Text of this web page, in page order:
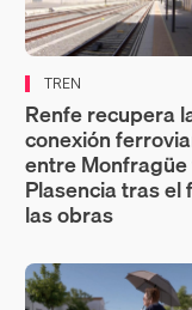
TREN
Renfe recupera
conexión
entre Monfragüe
Plasencia tras el
las obras